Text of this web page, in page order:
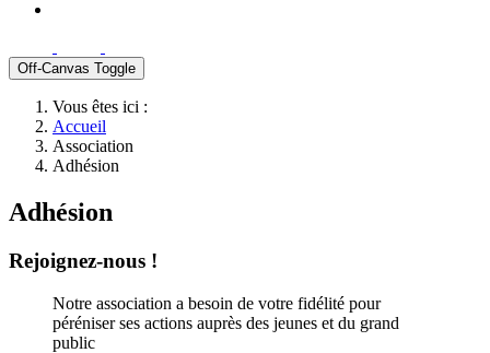
Off-Canvas Toggle
Vous êtes ici :
Accueil
Association
Adhésion
Adhésion
Rejoignez-nous !
Notre association a besoin de votre fidélité pour
péréniser ses actions auprès des jeunes et du grand
public